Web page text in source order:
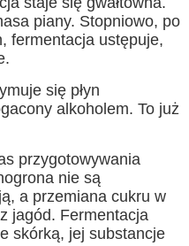
piany. Stopniowo, po
fermentacja ustępuje,
się płyn
alkoholem. To już
przygotowywania
nie są
a przemiana cukru w
jagód. Fermentacja
skórką, jej substancje